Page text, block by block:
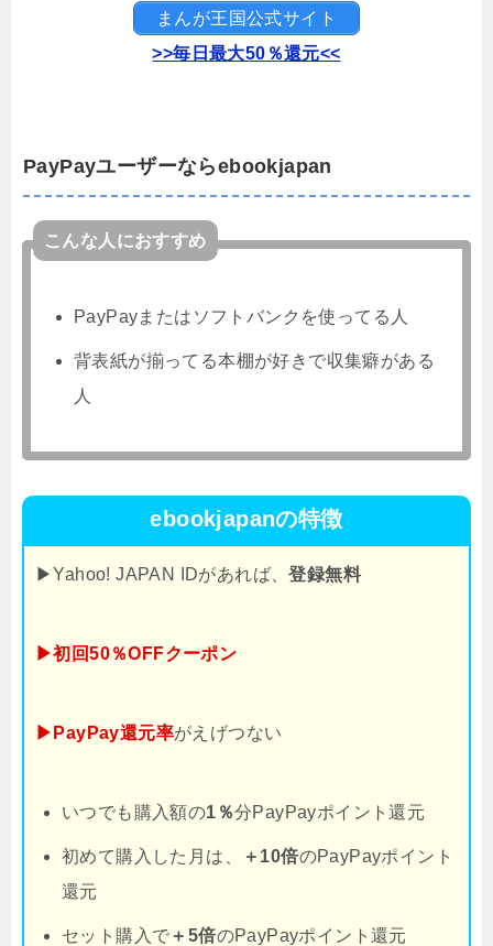
まんが王国公式サイト
>>毎日最大50％還元<<
PayPayユーザーならebookjapan
こんな人におすすめ
PayPayまたはソフトバンクを使ってる人
背表紙が揃ってる本棚が好きで収集癖がある
人
ebookjapanの特徴
▶Yahoo! JAPAN IDがあれば、登録無料
▶初回50％OFFクーポン
▶PayPay還元率がえげつない
いつでも購入額の1％分PayPayポイント還元
初めて購入した月は、 ＋10倍のPayPayポイント
還元
セット購入で ＋5倍のPayPayポイント還元